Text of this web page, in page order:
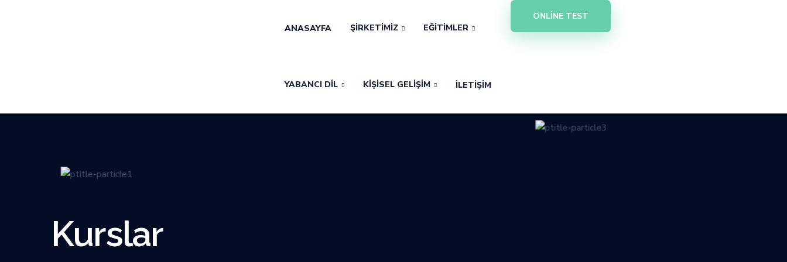
ANASAYFA ŞIRKETIMIZ EĞITIMLER
YABANCI DIL KIŞISEL GELIŞIM İLETIŞIM
ONLINE TEST
Kurslar